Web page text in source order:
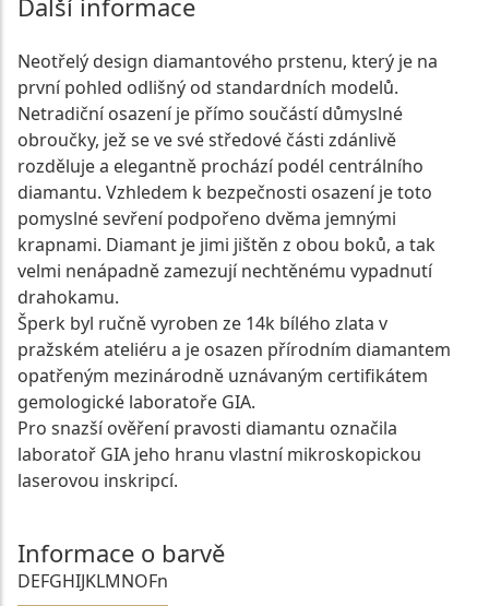
Další informace
Neotřelý design diamantového prstenu, který je na
první pohled odlišný od standardních modelů.
Netradiční osazení je přímo součástí důmyslné
obroučky, jež se ve své středové části zdánlivě
rozděluje a elegantně prochází podél centrálního
diamantu. Vzhledem k bezpečnosti osazení je toto
pomyslné sevření podpořeno dvěma jemnými
krapnami. Diamant je jimi jištěn z obou boků, a tak
velmi nenápadně zamezují nechtěnému vypadnutí
drahokamu.
Šperk byl ručně vyroben ze 14k bílého zlata v
pražském ateliéru a je osazen přírodním diamantem
opatřeným mezinárodně uznávaným certifikátem
gemologické laboratoře GIA.
Pro snazší ověření pravosti diamantu označila
laboratoř GIA jeho hranu vlastní mikroskopickou
laserovou inskripcí.
Informace o barvě
DEFGHIJKLMNOFn